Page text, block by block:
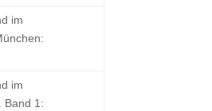
im
im
Band 1: